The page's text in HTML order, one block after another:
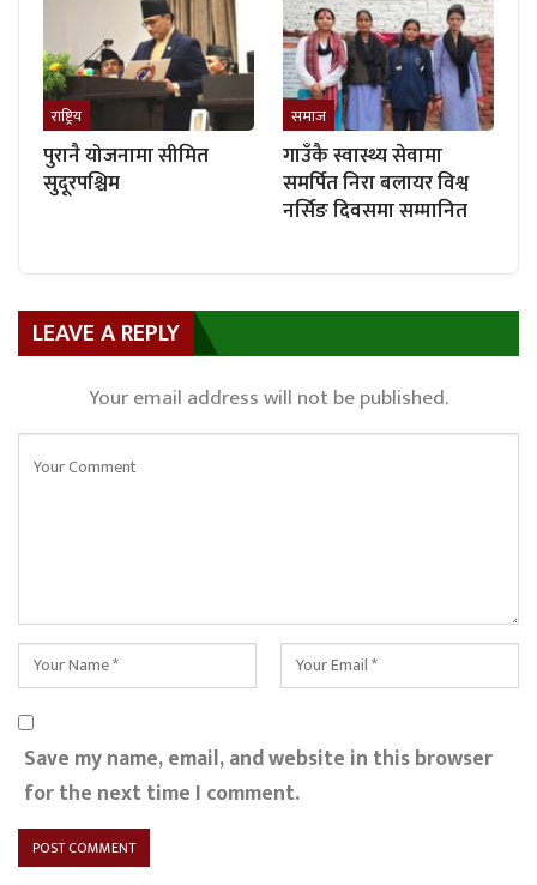
राष्ट्रिय
पुरानै योजनामा सीमित
सुदूरपश्चिम
समाज
गाउँकै स्वास्थ्य सेवामा
समर्पित निरा बलायर विश्व
नर्सिङ दिवसमा सम्मानित
LEAVE A REPLY
Your email address will not be published.
Save my name, email, and website in this browser
for the next time I comment.